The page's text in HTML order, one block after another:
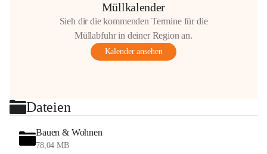
Müllkalender
Sieh dir die kommenden Termine für die
Müllabfuhr in deiner Region an.
Kalender ansehen
Dateien
Bauen & Wohnen
78,04 MB